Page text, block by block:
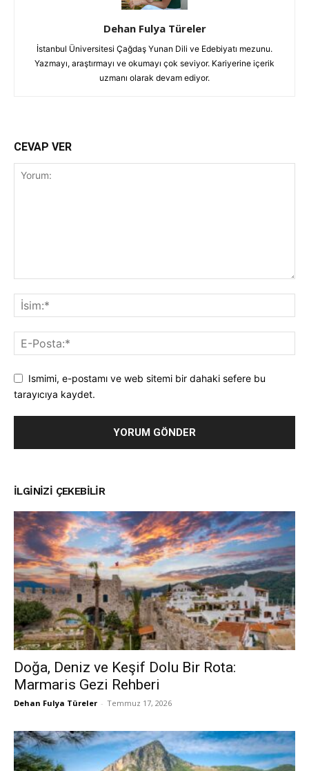
Dehan Fulya Türeler
İstanbul Üniversitesi Çağdaş Yunan Dili ve Edebiyatı mezunu.
Yazmayı, araştırmayı ve okumayı çok seviyor. Kariyerine içerik
uzmanı olarak devam ediyor.
CEVAP VER
Ismimi, e-postamı ve web sitemi bir dahaki sefere bu
tarayıcıya kaydet.
İLGINIZI ÇEKEBILIR
Doğa, Deniz ve Keşif Dolu Bir Rota:
Marmaris Gezi Rehberi
Dehan Fulya Türeler - Temmuz 17, 2026